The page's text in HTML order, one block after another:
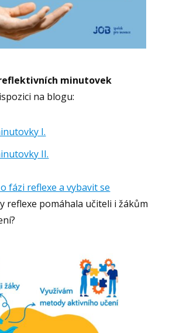
minutovek
na blogu:
I.
II.
fázi reflexe a vybavit se
reflexe pomáhala učiteli i žákům